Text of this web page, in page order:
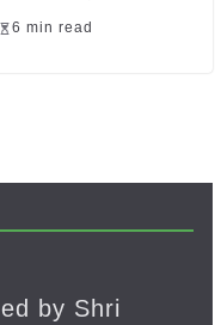
6 min read
by Shri